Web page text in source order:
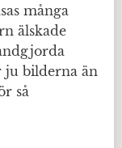
många
älskade
ju bilderna än
så